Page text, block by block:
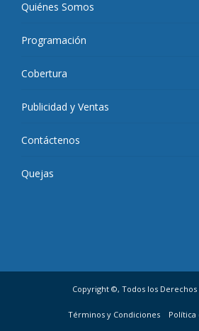
Quiénes Somos
Programación
Cobertura
Publicidad y Ventas
Contáctenos
Quejas
Copyright ©, Todos los Derechos
Términos y Condiciones Política